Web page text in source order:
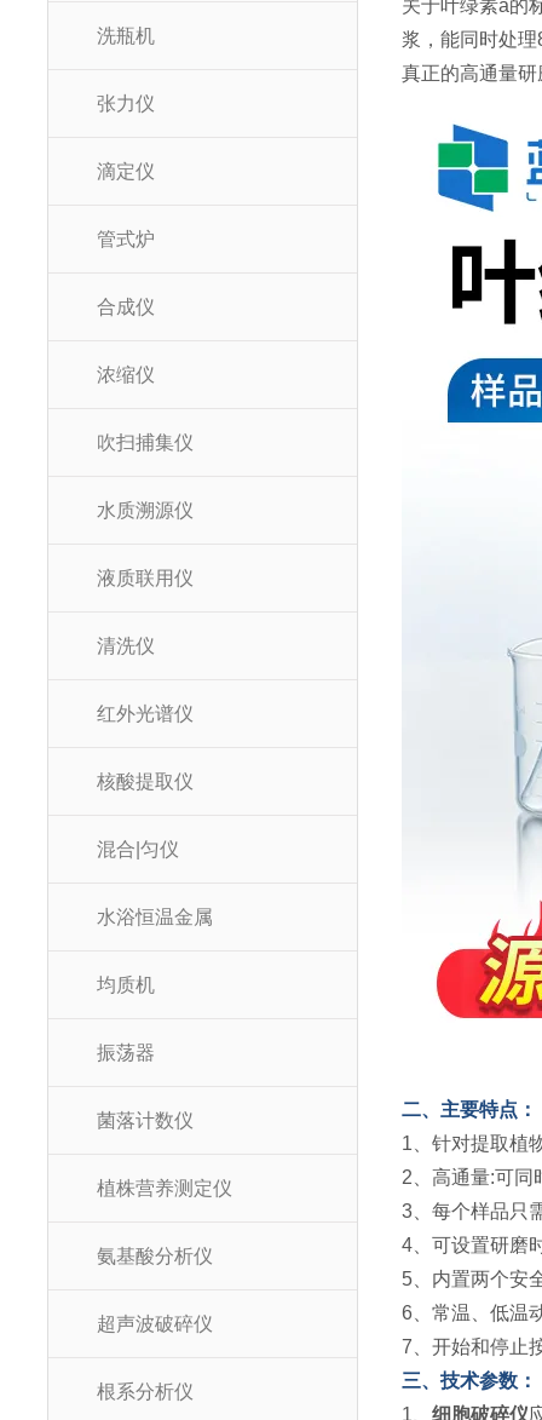
洗瓶机
张力仪
滴定仪
管式炉
合成仪
浓缩仪
吹扫捕集仪
水质溯源仪
液质联用仪
清洗仪
红外光谱仪
核酸提取仪
混合|匀仪
水浴恒温金属
均质机
振荡器
菌落计数仪
植株营养测定仪
氨基酸分析仪
超声波破碎仪
根系分析仪
关于叶绿素a的
浆，能同时处
真正的高通量
二、主要特点：
1、针对提取植
2、高通量:可同
3、每个样品只
4、可设置研磨
5、内置两个安
6、常温、低温
7、开始和停止
三、技术参数：
1、细胞破碎仪